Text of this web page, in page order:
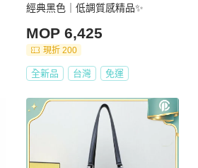
經典黑色｜低調質感精品✨
MOP 6,425
現折 200
全新品 台灣 免運